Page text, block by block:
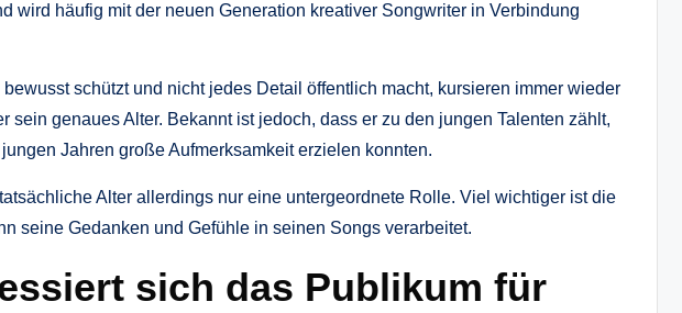
wird häufig mit der neuen Generation kreativer Songwriter in Verbindung
schützt und nicht jedes Detail öffentlich macht, kursieren immer wieder
sein genaues Alter. Bekannt ist jedoch, dass er zu den jungen Talenten zählt,
Jahren große Aufmerksamkeit erzielen konnten.
Alter allerdings nur eine untergeordnete Rolle. Viel wichtiger ist die
seine Gedanken und Gefühle in seinen Songs verarbeitet.
sich das Publikum für